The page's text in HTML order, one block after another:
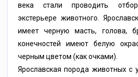
века стали проводить
экстерьере животного.
имеет черную масть, голова,
конечностей имеют белую
черным цветом (как очками).
Ярославская порода животных с